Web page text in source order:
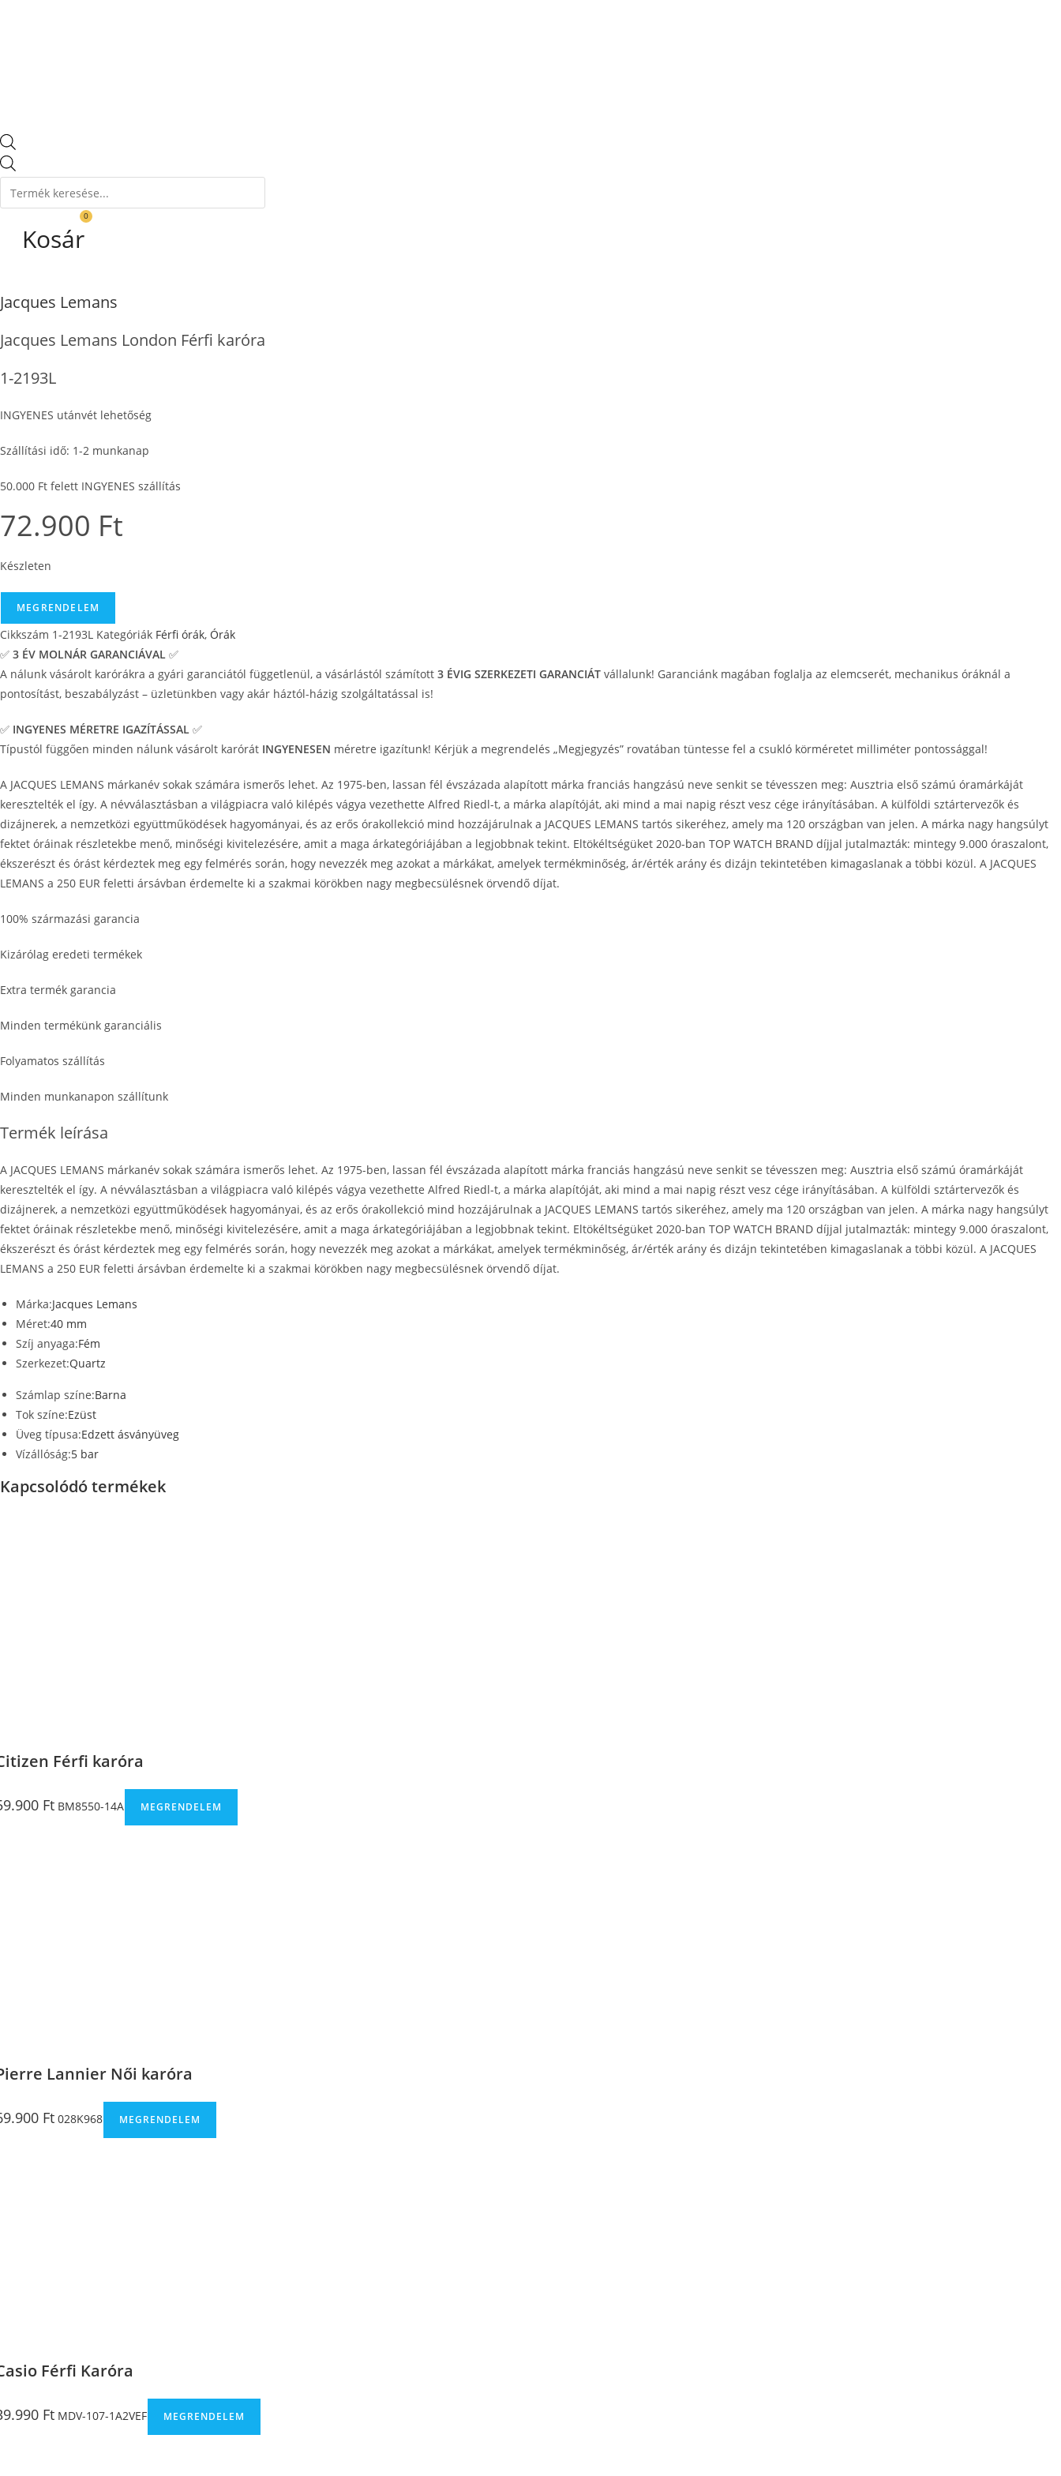
0
Kosár
Jacques Lemans
Jacques Lemans London Férfi karóra
1-2193L
INGYENES utánvét lehetőség
Szállítási idő: 1-2 munkanap
50.000 Ft felett INGYENES szállítás
72.900 Ft
Készleten
London
Férfi
karóra
mennyiség
MEGRENDELEM
Cikkszám 1-2193L Kategóriák Férfi órák, Órák
✅ 3 ÉV MOLNÁR GARANCIÁVAL ✅
A nálunk vásárolt karórákra a gyári garanciától függetlenül, a vásárlástól számított 3 ÉVIG SZERKEZETI GARANCIÁT vállalunk! Garanciánk magában foglalja az elemcserét, mechanikus óráknál a
pontosítást, beszabályzást – üzletünkben vagy akár háztól-házig szolgáltatással is!
✅ INGYENES MÉRETRE IGAZÍTÁSSAL ✅
Típustól függően minden nálunk vásárolt karórát INGYENESEN méretre igazítunk! Kérjük a megrendelés „Megjegyzés” rovatában tüntesse fel a csukló körméretet milliméter pontossággal!
A JACQUES LEMANS márkanév sokak számára ismerős lehet. Az 1975-ben, lassan fél évszázada alapított márka franciás hangzású neve senkit se tévesszen meg: Ausztria első számú óramárkáját
keresztelték el így. A névválasztásban a világpiacra való kilépés vágya vezethette Alfred Riedl-t, a márka alapítóját, aki mind a mai napig részt vesz cége irányításában. A külföldi sztártervezők és
dizájnerek, a nemzetközi együttműködések hagyományai, és az erős órakollekció mind hozzájárulnak a JACQUES LEMANS tartós sikeréhez, amely ma 120 országban van jelen. A márka nagy hangsúlyt
fektet óráinak részletekbe menő, minőségi kivitelezésére, amit a maga árkategóriájában a legjobbnak tekint. Eltökéltségüket 2020-ban TOP WATCH BRAND díjjal jutalmazták: mintegy 9.000 óraszalont,
ékszerészt és órást kérdeztek meg egy felmérés során, hogy nevezzék meg azokat a márkákat, amelyek termékminőség, ár/érték arány és dizájn tekintetében kimagaslanak a többi közül. A JACQUES
LEMANS a 250 EUR feletti ársávban érdemelte ki a szakmai körökben nagy megbecsülésnek örvendő díjat.
100% származási garancia
Kizárólag eredeti termékek
Extra termék garancia
Minden termékünk garanciális
Folyamatos szállítás
Minden munkanapon szállítunk
Termék leírása
A JACQUES LEMANS márkanév sokak számára ismerős lehet. Az 1975-ben, lassan fél évszázada alapított márka franciás hangzású neve senkit se tévesszen meg: Ausztria első számú óramárkáját
keresztelték el így. A névválasztásban a világpiacra való kilépés vágya vezethette Alfred Riedl-t, a márka alapítóját, aki mind a mai napig részt vesz cége irányításában. A külföldi sztártervezők és
dizájnerek, a nemzetközi együttműködések hagyományai, és az erős órakollekció mind hozzájárulnak a JACQUES LEMANS tartós sikeréhez, amely ma 120 országban van jelen. A márka nagy hangsúlyt
fektet óráinak részletekbe menő, minőségi kivitelezésére, amit a maga árkategóriájában a legjobbnak tekint. Eltökéltségüket 2020-ban TOP WATCH BRAND díjjal jutalmazták: mintegy 9.000 óraszalont,
ékszerészt és órást kérdeztek meg egy felmérés során, hogy nevezzék meg azokat a márkákat, amelyek termékminőség, ár/érték arány és dizájn tekintetében kimagaslanak a többi közül. A JACQUES
LEMANS a 250 EUR feletti ársávban érdemelte ki a szakmai körökben nagy megbecsülésnek örvendő díjat.
Márka:Jacques Lemans
Méret:40 mm
Szíj anyaga:Fém
Szerkezet:Quartz
Számlap színe:Barna
Tok színe:Ezüst
Üveg típusa:Edzett ásványüveg
Vízállóság:5 bar
Kapcsolódó termékek
Férfi karóra
FtBM8550-14A MEGRENDELEM
Lannier Női karóra
Ft028K968 MEGRENDELEM
Férfi Karóra
FtMDV-107-1A2VEF MEGRENDELEM